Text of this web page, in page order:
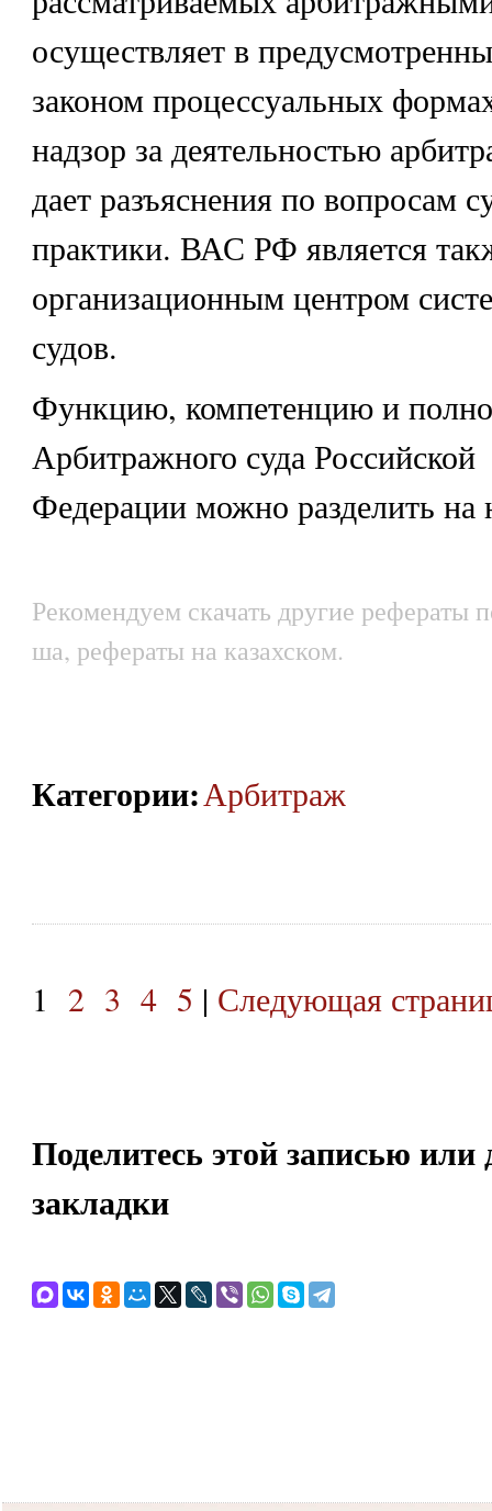
осуществляет в
законом процессуальных
надзор за деятельностью
дает разъяснения по вопросам
практики. ВАС РФ является
организационным центром
судов.
Функцию, компетенцию и
Арбитражного суда Российской
Федерации можно разделить на
Рекомендуем скачать другие рефераты
ша, рефераты на казахском.
Категории:Арбитраж
1 2 3 4 5 | Следующая
Поделитесь этой записью или
закладки